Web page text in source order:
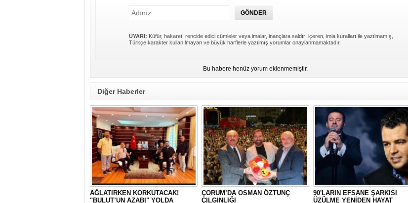
UYARI: Küfür, hakaret, rencide edici cümleler veya imalar, inançlara saldırı içeren, imla kuralları ile yazılmamış,
Türkçe karakter kullanılmayan ve büyük harflerle yazılmış yorumlar onaylanmamaktadır.
Bu habere henüz yorum eklenmemiştir.
Diğer Haberler
AĞLATIRKEN KORKUTACAK!
"BULUT’UN AZABI" YOLDA
ÇORUM’DA OSMAN ÖZTUNÇ
ÇILGINLIĞI
90'LARIN EFSANE ŞARKISI
ÜZÜLME YENİDEN HAYAT